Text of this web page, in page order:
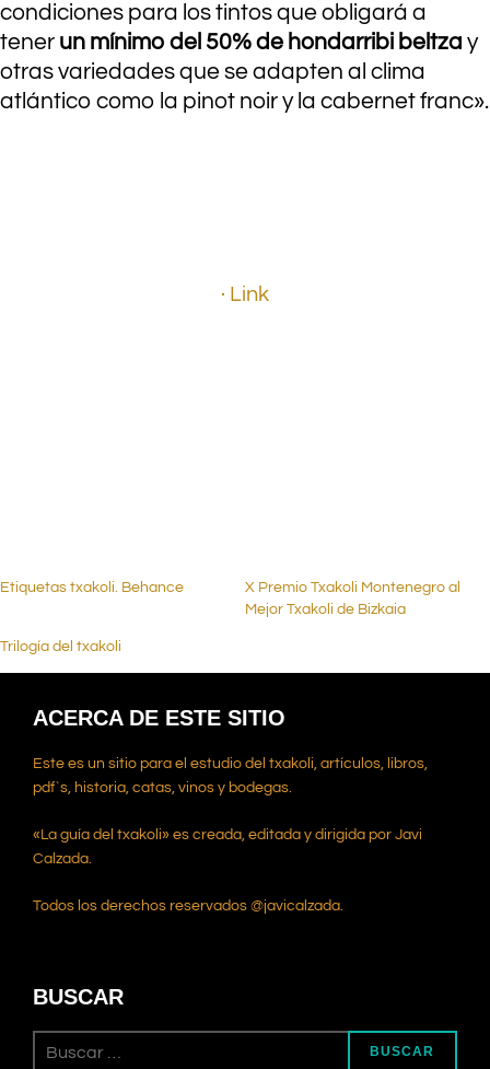
condiciones para los tintos que obligará a
tener un mínimo del 50% de hondarribi beltza y
otras variedades que se adapten al clima
atlántico como la pinot noir y la cabernet franc».
· Link
Etiquetas txakoli. Behance
X Premio Txakoli Montenegro al
Mejor Txakoli de Bizkaia
Trilogía del txakoli
ACERCA DE ESTE SITIO
Este es un sitio para el estudio del txakoli, artículos, libros,
pdf`s, historia, catas, vinos y bodegas.
«La guía del txakoli» es creada, editada y dirigida por Javi
Calzada.
Todos los derechos reservados @javicalzada.
BUSCAR
BUSCAR